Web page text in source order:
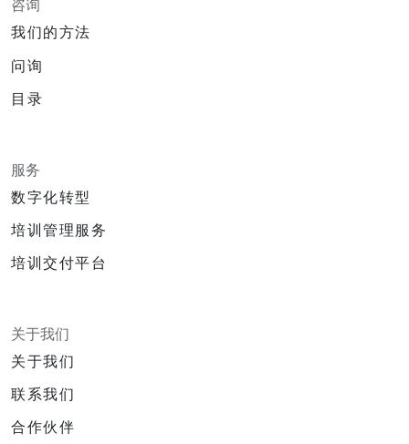
咨询
我们的方法
问询
目录
服务
数字化转型
培训管理服务
培训交付平台
关于我们
关于我们
联系我们
合作伙伴